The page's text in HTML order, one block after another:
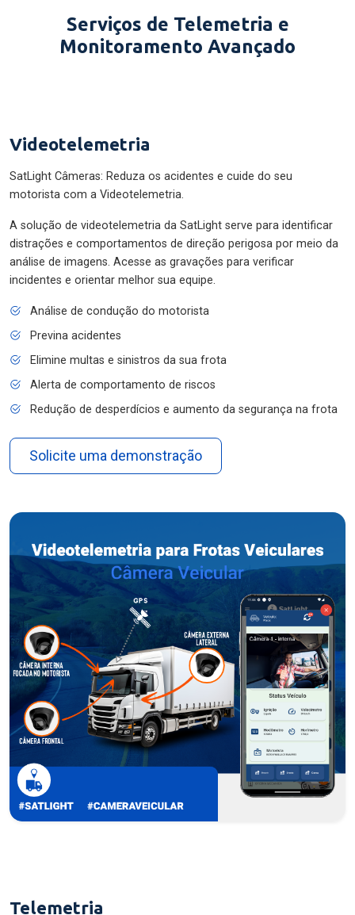
Serviços de Telemetria e
Monitoramento Avançado
Videotelemetria
SatLight Câmeras: Reduza os acidentes e cuide do seu
motorista com a Videotelemetria.
A solução de videotelemetria da SatLight serve para identificar
distrações e comportamentos de direção perigosa por meio da
análise de imagens. Acesse as gravações para verificar
incidentes e orientar melhor sua equipe.
Análise de condução do motorista
Previna acidentes
Elimine multas e sinistros da sua frota
Alerta de comportamento de riscos
Redução de desperdícios e aumento da segurança na frota
Solicite uma demonstração
Telemetria